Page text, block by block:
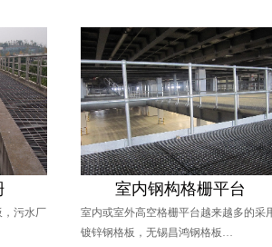
室内钢构格栅平台
室内或室外高空格栅平台越来越多的采用
镀锌钢格板，无锡昌鸿钢格板…